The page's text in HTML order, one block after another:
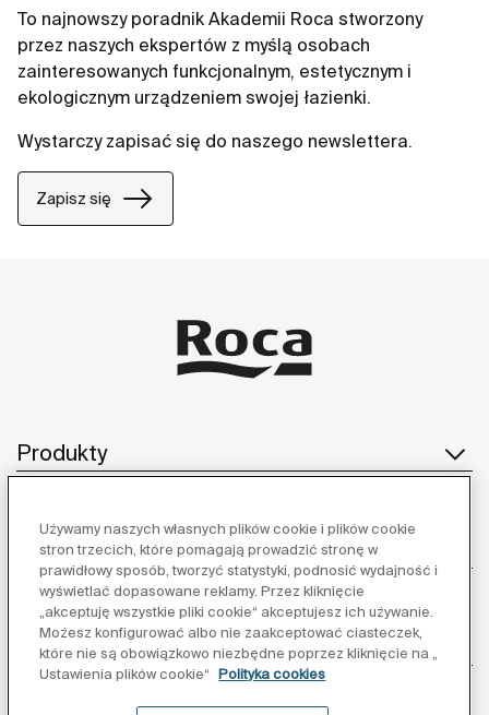
To najnowszy poradnik Akademii Roca stworzony
przez naszych ekspertów z myślą osobach
zainteresowanych funkcjonalnym, estetycznym i
ekologicznym urządzeniem swojej łazienki.
Wystarczy zapisać się do naszego newslettera.
Zapisz się
Produkty
Obsługa klienta
O nas
Używamy naszych własnych plików cookie i plików cookie
stron trzecich, które pomagają prowadzić stronę w
prawidłowy sposób, tworzyć statystyki, podnosić wydajność i
wyświetlać dopasowane reklamy. Przez kliknięcie
„akceptuję wszystkie pliki cookie“ akceptujesz ich używanie.
Możesz konfigurować albo nie zaakceptować ciasteczek,
które nie są obowiązkowo niezbędne poprzez kliknięcie na „
Ustawienia plików cookie“
Polityka cookies